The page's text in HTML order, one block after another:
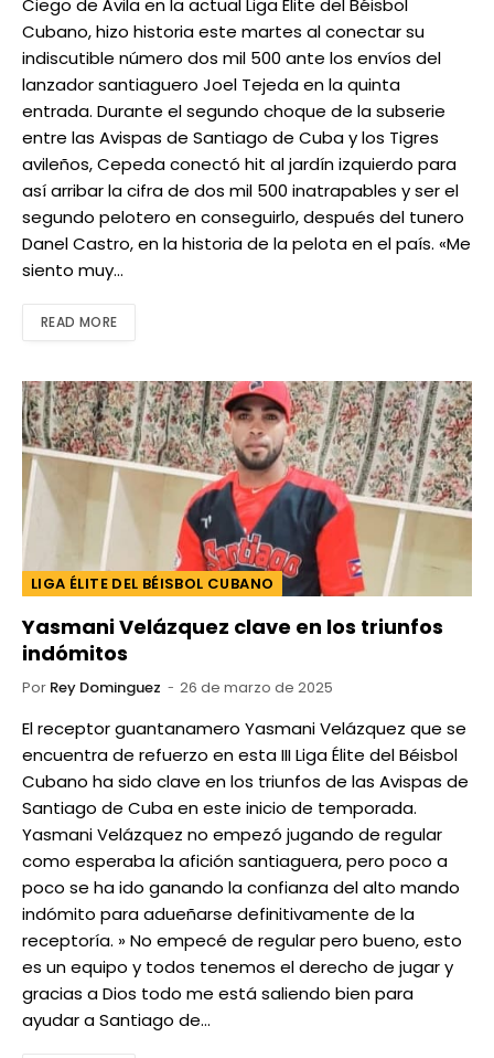
Ciego de Ávila en la actual Liga Élite del Béisbol
Cubano, hizo historia este martes al conectar su
indiscutible número dos mil 500 ante los envíos del
lanzador santiaguero Joel Tejeda en la quinta
entrada. Durante el segundo choque de la subserie
entre las Avispas de Santiago de Cuba y los Tigres
avileños, Cepeda conectó hit al jardín izquierdo para
así arribar la cifra de dos mil 500 inatrapables y ser el
segundo pelotero en conseguirlo, después del tunero
Danel Castro, en la historia de la pelota en el país. «Me
siento muy…
READ MORE
LIGA ÉLITE DEL BÉISBOL CUBANO
Yasmani Velázquez clave en los triunfos
indómitos
Por Rey Dominguez 26 de marzo de 2025
El receptor guantanamero Yasmani Velázquez que se
encuentra de refuerzo en esta III Liga Élite del Béisbol
Cubano ha sido clave en los triunfos de las Avispas de
Santiago de Cuba en este inicio de temporada.
Yasmani Velázquez no empezó jugando de regular
como esperaba la afición santiaguera, pero poco a
poco se ha ido ganando la confianza del alto mando
indómito para adueñarse definitivamente de la
receptoría. » No empecé de regular pero bueno, esto
es un equipo y todos tenemos el derecho de jugar y
gracias a Dios todo me está saliendo bien para
ayudar a Santiago de…